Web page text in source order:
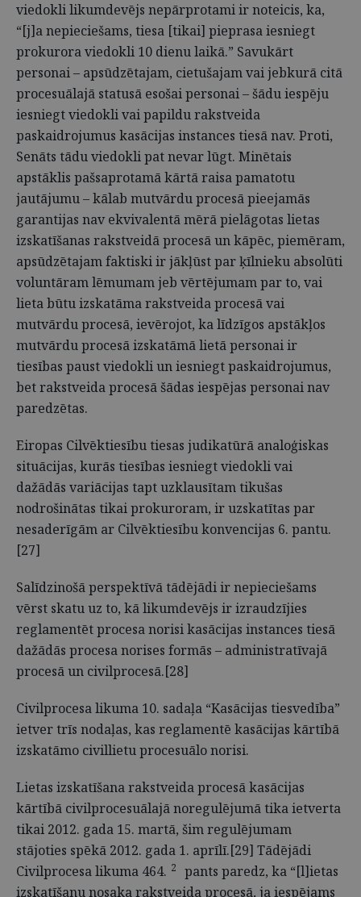
viedokli likumdevējs nepārprotami ir noteicis, ka,
“[j]a nepieciešams, tiesa [tikai] pieprasa iesniegt
prokurora viedokli 10 dienu laikā.” Savukārt
personai – apsūdzētajam, cietušajam vai jebkurā citā
procesuālajā statusā esošai personai – šādu iespēju
iesniegt viedokli vai papildu rakstveida
paskaidrojumus kasācijas instances tiesā nav. Proti,
Senāts tādu viedokli pat nevar lūgt. Minētais
apstāklis pašsaprotamā kārtā raisa pamatotu
jautājumu – kālab mutvārdu procesā pieejamās
garantijas nav ekvivalentā mērā pielāgotas lietas
izskatīšanas rakstveidā procesā un kāpēc, piemēram,
apsūdzētajam faktiski ir jākļūst par ķīlnieku absolūti
voluntāram lēmumam jeb vērtējumam par to, vai
lieta būtu izskatāma rakstveida procesā vai
mutvārdu procesā, ievērojot, ka līdzīgos apstākļos
mutvārdu procesā izskatāmā lietā personai ir
tiesības paust viedokli un iesniegt paskaidrojumus,
bet rakstveida procesā šādas iespējas personai nav
paredzētas.
Eiropas Cilvēktiesību tiesas judikatūrā analoģiskas
situācijas, kurās tiesības iesniegt viedokli vai
dažādās variācijas tapt uzklausītam tikušas
nodrošinātas tikai prokuroram, ir uzskatītas par
nesaderīgām ar Cilvēktiesību konvencijas 6. pantu.
[27]
Salīdzinošā perspektīvā tādējādi ir nepieciešams
vērst skatu uz to, kā likumdevējs ir izraudzījies
reglamentēt procesa norisi kasācijas instances tiesā
dažādās procesa norises formās – administratīvajā
procesā un civilprocesā.[28]
Civilprocesa likuma 10. sadaļa “Kasācijas tiesvedība”
ietver trīs nodaļas, kas reglamentē kasācijas kārtībā
izskatāmo civillietu procesuālo norisi.
Lietas izskatīšana rakstveida procesā kasācijas
kārtībā civilprocesuālajā noregulējumā tika ietverta
tikai 2012. gada 15. martā, šim regulējumam
stājoties spēkā 2012. gada 1. aprīlī.[29] Tādējādi
Civilprocesa likuma 464. 2
pants paredz, ka “[l]ietas
izskatīšanu nosaka rakstveida procesā, ja iespējams